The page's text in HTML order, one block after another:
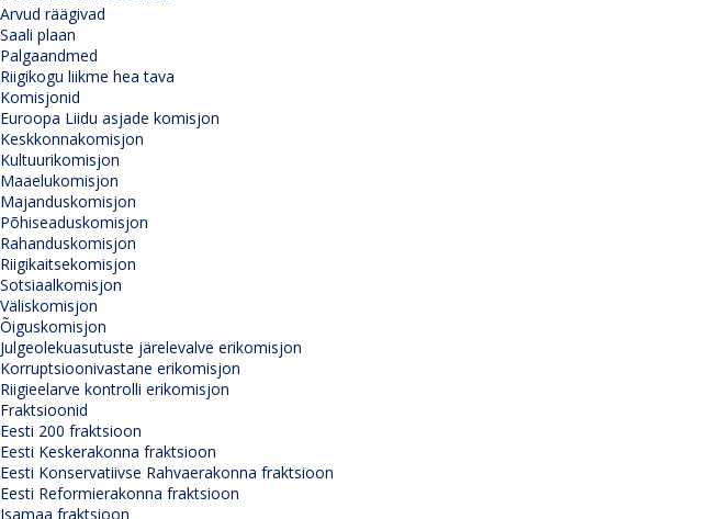
Arvud räägivad
Saali plaan
Palgaandmed
Riigikogu liikme hea tava
Komisjonid
Euroopa Liidu asjade komisjon
Keskkonnakomisjon
Kultuurikomisjon
Maaelukomisjon
Majanduskomisjon
Põhiseaduskomisjon
Rahanduskomisjon
Riigikaitsekomisjon
Sotsiaalkomisjon
Väliskomisjon
Õiguskomisjon
Julgeolekuasutuste järelevalve erikomisjon
Korruptsioonivastane erikomisjon
Riigieelarve kontrolli erikomisjon
Fraktsioonid
Eesti 200 fraktsioon
Eesti Keskerakonna fraktsioon
Eesti Konservatiivse Rahvaerakonna fraktsioon
Eesti Reformierakonna fraktsioon
Isamaa fraktsioon